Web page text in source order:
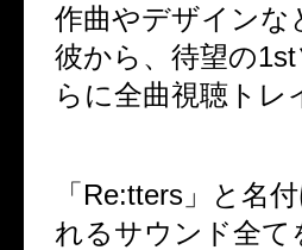
作曲やデザインな
彼から、待望の
らに全曲視聴ト
「Re:tters」と名
れるサウンド全て